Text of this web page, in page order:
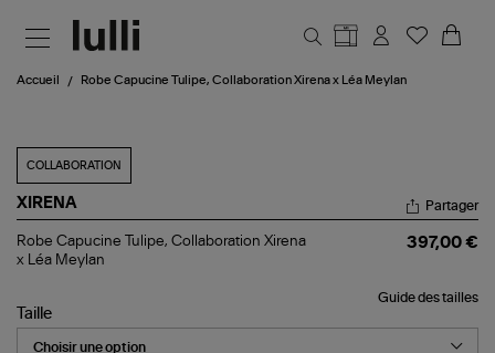
Accueil Robe Capucine Tulipe, Collaboration Xirena x Léa Meylan
COLLABORATION
XIRENA
Robe
Capucine
Xirena
x
Léa
Partager
Robe Capucine Tulipe, Collaboration Xirena
x Léa Meylan
397,00 €
Guide des tailles
Taille